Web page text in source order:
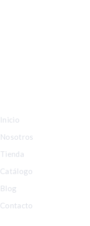
Inicio
Nosotros
Tienda
Catálogo
Blog
Contacto